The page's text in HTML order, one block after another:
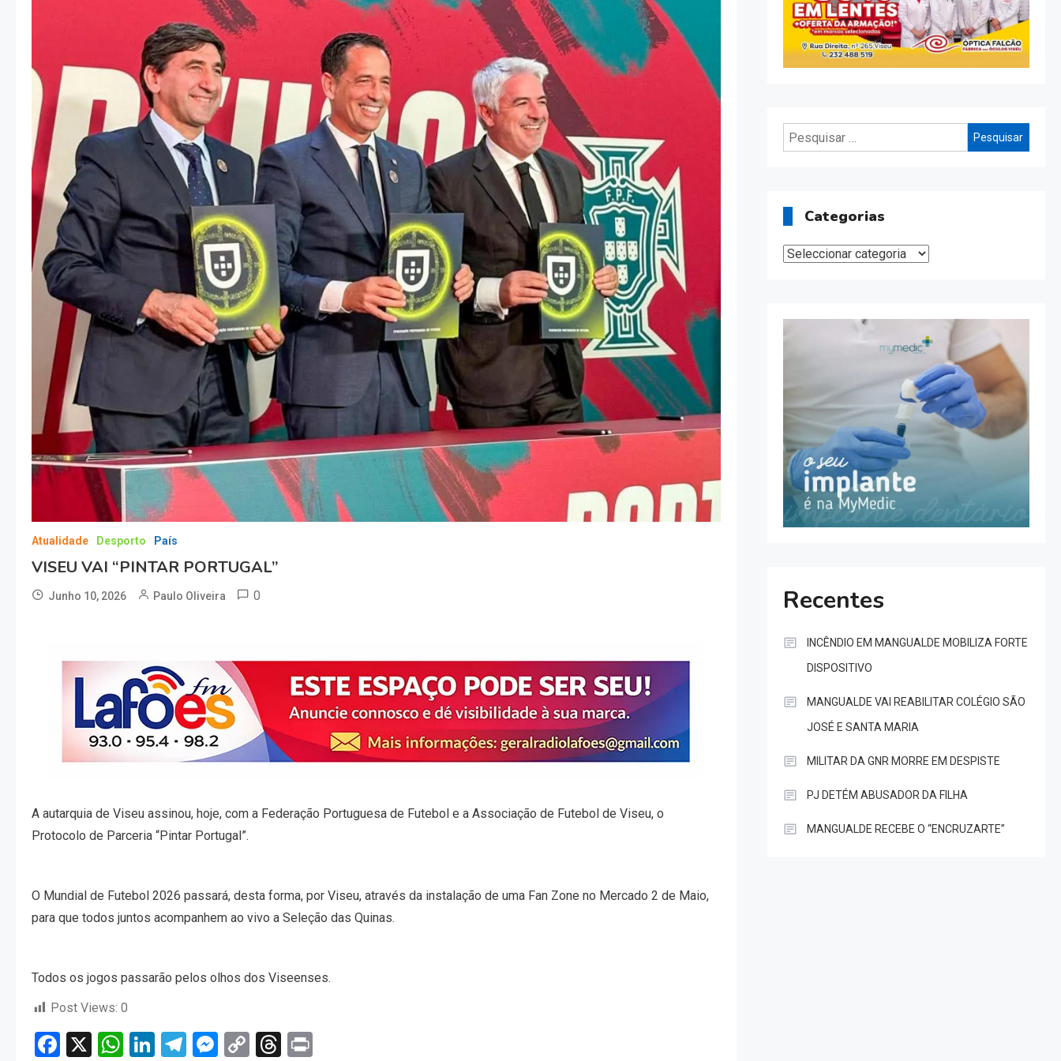
Atualidade Desporto País
VISEU VAI “PINTAR PORTUGAL”
Junho 10, 2026 Paulo Oliveira 0
A autarquia de Viseu assinou, hoje, com a Federação Portuguesa de Futebol e a Associação de Futebol de Viseu, o
Protocolo de Parceria “Pintar Portugal”.
O Mundial de Futebol 2026 passará, desta forma, por Viseu, através da instalação de uma Fan Zone no Mercado 2 de Maio,
para que todos juntos acompanhem ao vivo a Seleção das Quinas.
Todos os jogos passarão pelos olhos dos Viseenses.
Post Views: 0
Facebook
X WhatsApp
LinkedIn
Telegram
Messenger
CopyThreads
Pesquisar
por:
Categorias
Categorias
Recentes
INCÊNDIO EM MANGUALDE MOBILIZA FORTE
DISPOSITIVO
MANGUALDE VAI REABILITAR COLÉGIO SÃO
JOSÉ E SANTA MARIA
MILITAR DA GNR MORRE EM DESPISTE
PJ DETÉM ABUSADOR DA FILHA
MANGUALDE RECEBE O “ENCRUZARTE”